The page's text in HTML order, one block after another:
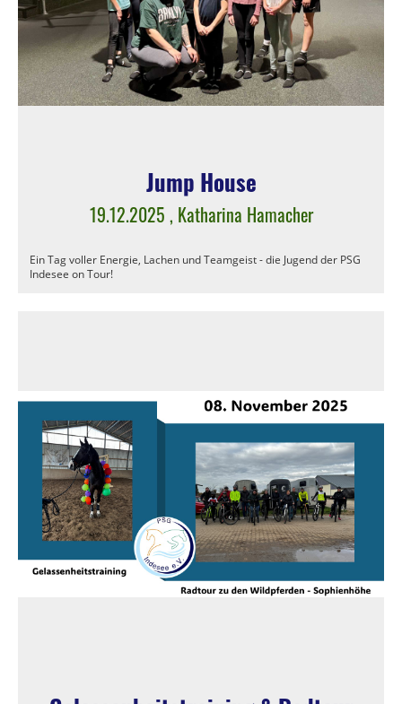
Jump House
19.12.2025 , Katharina Hamacher
Ein Tag voller Energie, Lachen und Teamgeist - die Jugend der PSG
Indesee on Tour!